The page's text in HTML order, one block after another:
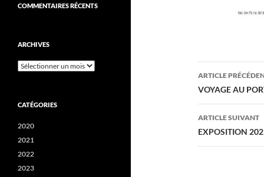
des
articles
ARTICLE
VOYAGE AU
ARTICLE SUIVANT
EXPOSITION
COMMENTAIRES RÉCENTS
ARCHIVES
Archives
CATÉGORIES
2020
2021
2022
2023